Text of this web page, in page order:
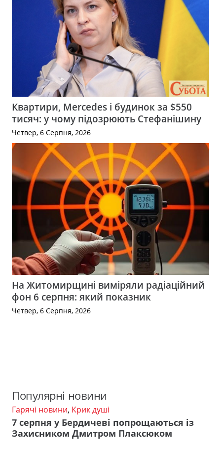
Квартири, Mercedes і будинок за $550
тисяч: у чому підозрюють Стефанішину
Четвер, 6 Серпня, 2026
На Житомирщині виміряли радіаційний
фон 6 серпня: який показник
Четвер, 6 Серпня, 2026
Популярні новини
Гарячі новини, Крик душі
7 серпня у Бердичеві попрощаються із
Захисником Дмитром Плаксюком